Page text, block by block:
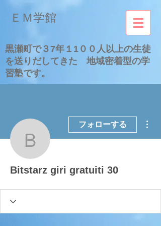
​ＥＭ学館
​黒瀬町で３7年１1００人以上の生徒
を送りだしてきた 地域密着型の学
習塾です。
Bitstarz giri
フォローする
Bitstarz giri gratuiti 30